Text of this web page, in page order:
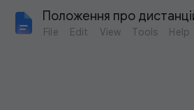
Положення про
File Edit View Tools Help